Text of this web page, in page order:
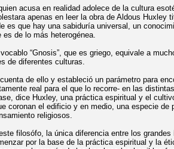
acusa en realidad adolece de la cultura
apenas en leer la obra de Aldous Huxley
es que hay una sabiduría universal, un
es de lo más heterogénea.
“Gnosis”, que es griego, equivale a
de diferentes culturas.
de ello y estableció un parámetro para
real para el que lo recorre- en las
dice Huxley, una práctica espiritual y el
coronan el edificio y en medio, una especie
religiosos.
filosófo, la única diferencia entre los
por la base de la práctica espiritual y la